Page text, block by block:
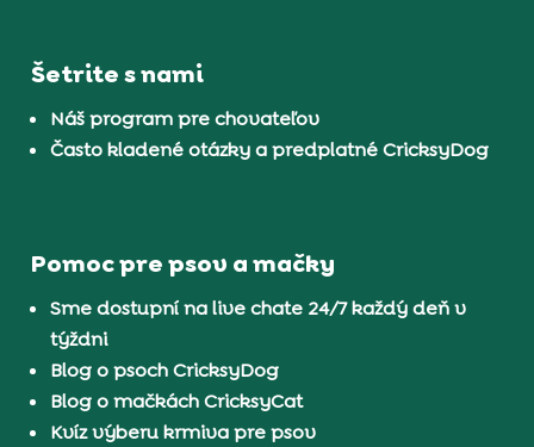
Šetrite s nami
Náš program pre chovateľov
Často kladené otázky a predplatné CricksyDog
Pomoc pre psov a mačky
Sme dostupní na live chate 24/7 každý deň v
týždni
Blog o psoch CricksyDog
Blog o mačkách CricksyCat
Kvíz výberu krmiva pre psov